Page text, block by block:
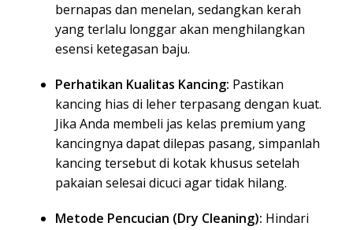
bernapas dan menelan, sedangkan kerah
yang terlalu longgar akan menghilangkan
esensi ketegasan baju.
Perhatikan Kualitas Kancing: Pastikan
kancing hias di leher terpasang dengan kuat.
Jika Anda membeli jas kelas premium yang
kancingnya dapat dilepas pasang, simpanlah
kancing tersebut di kotak khusus setelah
pakaian selesai dicuci agar tidak hilang.
Metode Pencucian (Dry Cleaning): Hindari